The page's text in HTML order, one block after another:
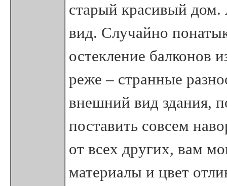
старый красивый дом.
вид. Случайно
остекление балконов
реже – странные
внешний вид здания,
поставить совсем
от всех других, вам
материалы и цвет